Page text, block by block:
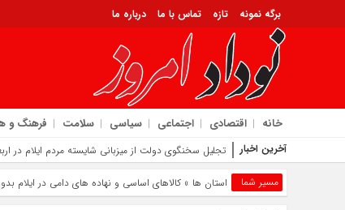
برگه نمونه تازه تماس با ما درباره ما
خانه اقتصادی اجتماعی سیاسی سلامت فرهنگ و
آخرین اخبار تجلیل سخنگوی دولت از میزبانی شایسته مردم ایلام در
مسیر شما استان ها » کالاهای اساسی و نهاده‌ های دامی در ایلام